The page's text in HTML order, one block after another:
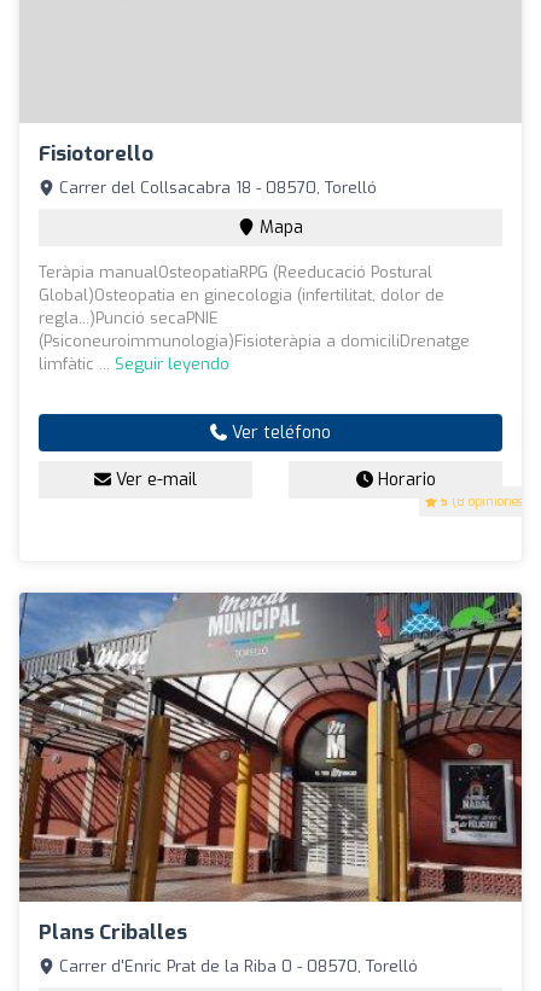
Fisiotorello
5 (8 opiniones)
Carrer del Collsacabra 18 - 08570, Torelló
Mapa
Teràpia manualOsteopatiaRPG (Reeducació Postural
Global)Osteopatia en ginecologia (infertilitat, dolor de
regla...)Punció secaPNIE
(Psiconeuroimmunologia)Fisioteràpia a domiciliDrenatge
limfàtic ... Seguir leyendo
Ver teléfono
Ver e-mail Horario
Plans Criballes
Carrer d'Enric Prat de la Riba 0 - 08570, Torelló